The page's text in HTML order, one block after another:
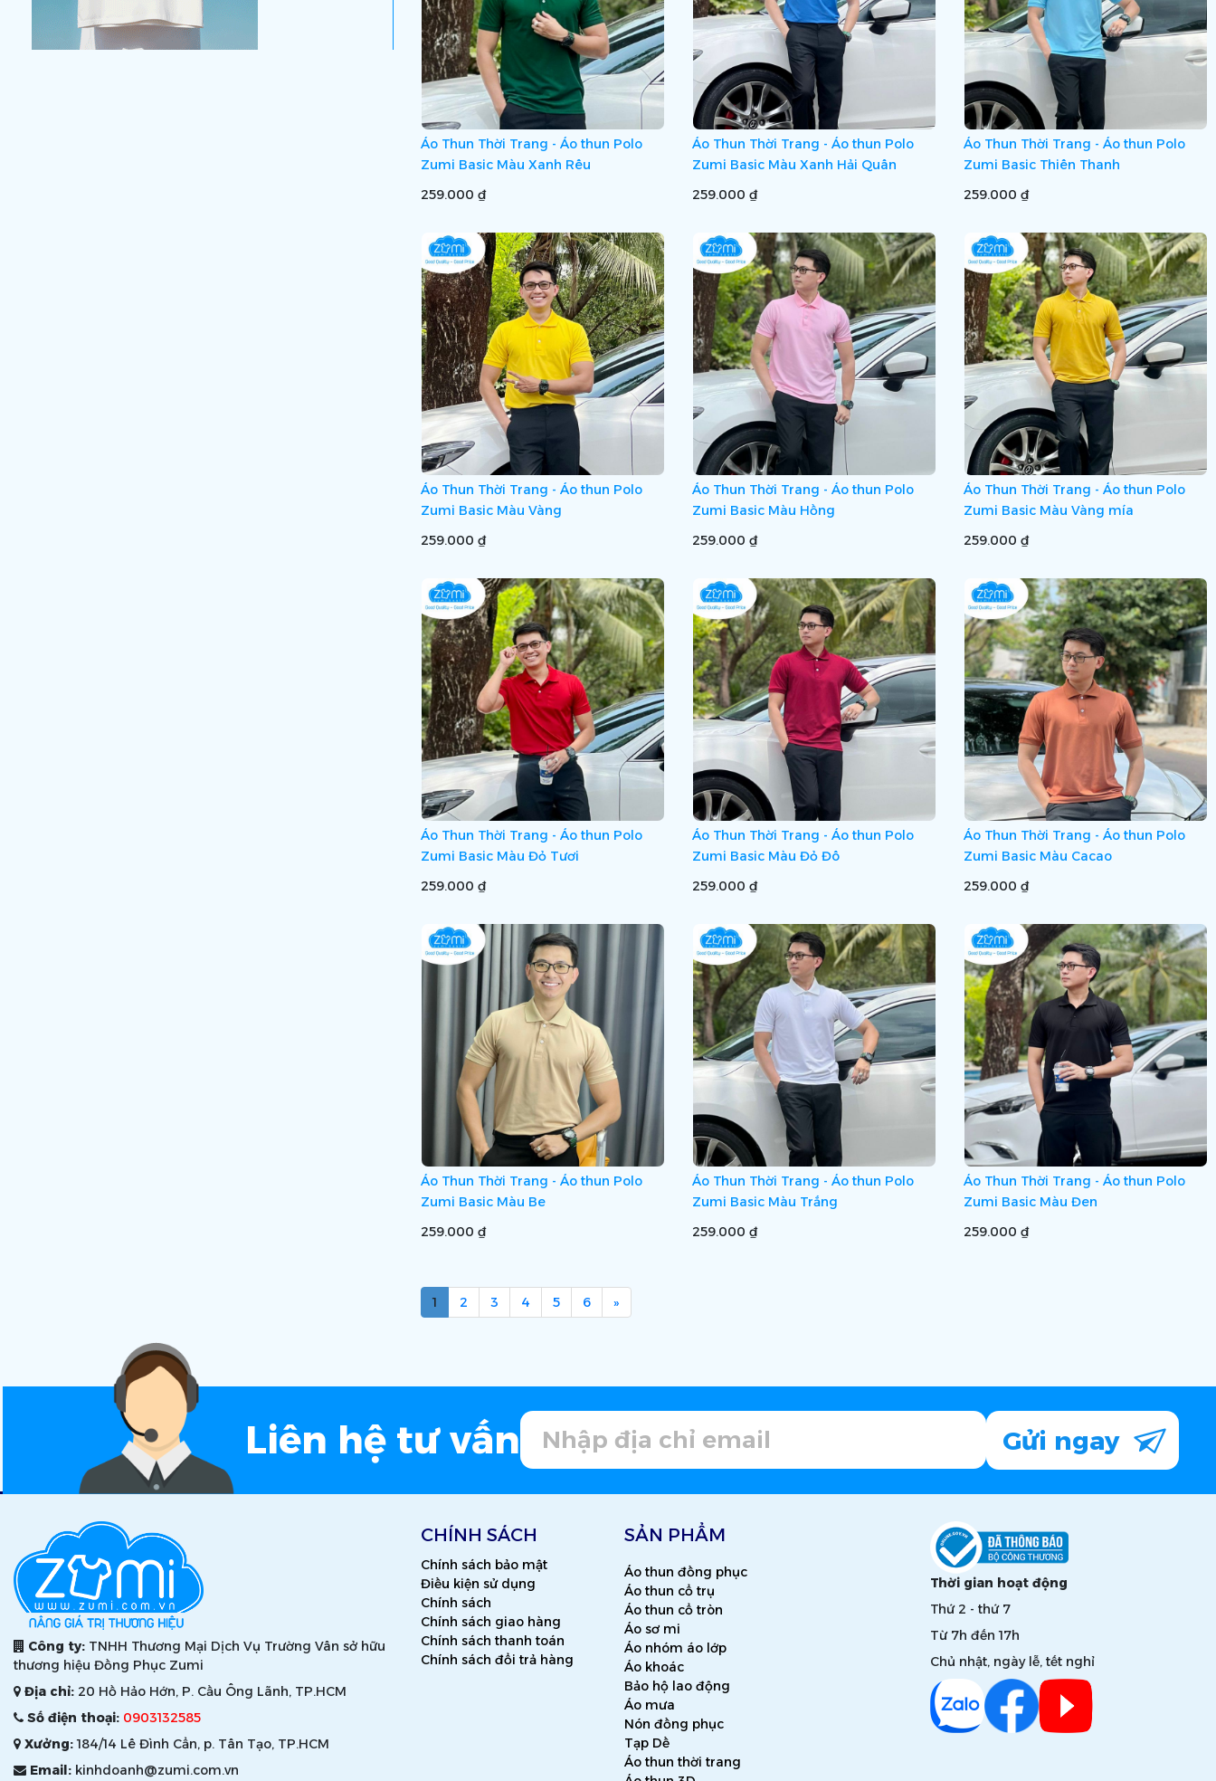
Áo Thun Thời Trang - Áo thun Polo
Zumi Basic Màu Xanh Rêu
259.000 ₫
Áo Thun Thời Trang - Áo thun Polo
Zumi Basic Màu Xanh Hải Quân
259.000 ₫
Áo Thun Thời Trang - Áo thun Polo
Zumi Basic Thiên Thanh
259.000 ₫
Áo Thun Thời Trang - Áo thun Polo
Zumi Basic Màu Vàng
259.000 ₫
Áo Thun Thời Trang - Áo thun Polo
Zumi Basic Màu Hồng
259.000 ₫
Áo Thun Thời Trang - Áo thun Polo
Zumi Basic Màu Vàng mía
259.000 ₫
Áo Thun Thời Trang - Áo thun Polo
Zumi Basic Màu Đỏ Tươi
259.000 ₫
Áo Thun Thời Trang - Áo thun Polo
Zumi Basic Màu Đỏ Đô
259.000 ₫
Áo Thun Thời Trang - Áo thun Polo
Zumi Basic Màu Cacao
259.000 ₫
Áo Thun Thời Trang - Áo thun Polo
Zumi Basic Màu Be
259.000 ₫
Áo Thun Thời Trang - Áo thun Polo
Zumi Basic Màu Trắng
259.000 ₫
Áo Thun Thời Trang - Áo thun Polo
Zumi Basic Màu Đen
259.000 ₫
1 2 3 4 5 6 »
Liên hệ tư vấn Gửi ngay
Công ty: TNHH Thương Mại Dịch Vụ Trường Vân sở hữu
thương hiệu Đồng Phục Zumi
Địa chỉ: 20 Hồ Hảo Hớn, P. Cầu Ông Lãnh, TP.HCM
Số điện thoại: 0903132585
Xưởng:184/14 Lê Đình Cẩn, p. Tân Tạo, TP.HCM
Email: kinhdoanh@zumi.com.vn
CHÍNH SÁCH
Chính sách bảo mật
Điều kiện sử dụng
Chính sách
Chính sách giao hàng
Chính sách thanh toán
Chính sách đổi trả hàng
SẢN PHẨM
Áo thun đồng phục
Áo thun cổ trụ
Áo thun cổ tròn
Áo sơ mi
Áo nhóm áo lớp
Áo khoác
Bảo hộ lao động
Áo mưa
Nón đồng phục
Tạp Dề
Áo thun thời trang
Thời gian hoạt động
Thứ 2 - thứ 7
Từ 7h đến 17h
Chủ nhật, ngày lễ, tết nghỉ